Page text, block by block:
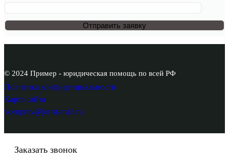
© 2024 Пример - юридическая помощь по всей РФ
Политика конфиденциальности
Карта сайта
voenprav@jurist-mail.ru
Заказать звонок